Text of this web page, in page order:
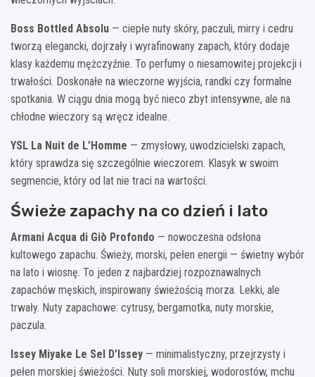
Boss Bottled Absolu — ciepłe nuty skóry, paczuli, mirry i cedru
tworzą elegancki, dojrzały i wyrafinowany zapach, który dodaje
klasy każdemu mężczyźnie. To perfumy o niesamowitej projekcji i
trwałości. Doskonałe na wieczorne wyjścia, randki czy formalne
spotkania. W ciągu dnia mogą być nieco zbyt intensywne, ale na
chłodne wieczory są wręcz idealne.
YSL La Nuit de L’Homme — zmysłowy, uwodzicielski zapach,
który sprawdza się szczególnie wieczorem. Klasyk w swoim
segmencie, który od lat nie traci na wartości.
Świeże zapachy na co dzień i lato
Armani Acqua di Giò Profondo — nowoczesna odsłona
kultowego zapachu. Świeży, morski, pełen energii — świetny wybór
na lato i wiosnę. To jeden z najbardziej rozpoznawalnych
zapachów męskich, inspirowany świeżością morza. Lekki, ale
trwały. Nuty zapachowe: cytrusy, bergamotka, nuty morskie,
paczula.
Issey Miyake Le Sel D’Issey — minimalistyczny, przejrzysty i
pełen morskiej świeżości. Nuty soli morskiej, wodorostów, mchu